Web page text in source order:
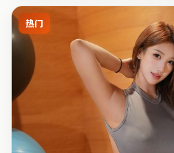
热门